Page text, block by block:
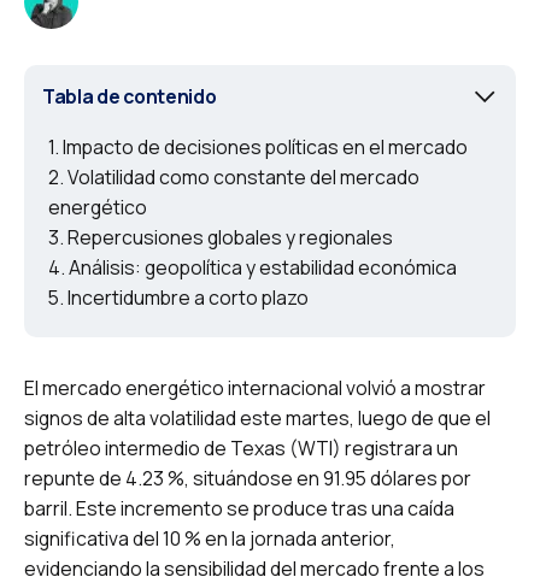
Tabla de contenido
Impacto de decisiones políticas en el mercado
Volatilidad como constante del mercado
energético
Repercusiones globales y regionales
Análisis: geopolítica y estabilidad económica
Incertidumbre a corto plazo
El mercado energético internacional volvió a mostrar
signos de alta volatilidad este martes, luego de que el
petróleo intermedio de Texas (WTI) registrara un
repunte de 4.23 %, situándose en 91.95 dólares por
barril. Este incremento se produce tras una caída
significativa del 10 % en la jornada anterior,
evidenciando la sensibilidad del mercado frente a los